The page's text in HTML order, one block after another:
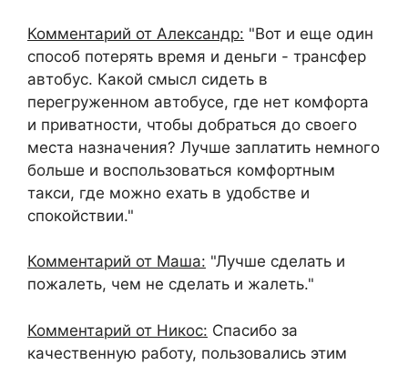
Комментарий от Александр: "Вот и еще один
способ потерять время и деньги - трансфер
автобус. Какой смысл сидеть в
перегруженном автобусе, где нет комфорта
и приватности, чтобы добраться до своего
места назначения? Лучше заплатить немного
больше и воспользоваться комфортным
такси, где можно ехать в удобстве и
спокойствии."
Комментарий от Маша: "Лучше сделать и
пожалеть, чем не сделать и жалеть."
Комментарий от Никос: Спасибо за
качественную работу, пользовались этим